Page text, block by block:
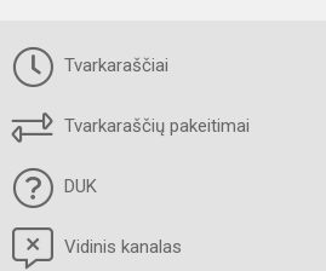
Tvarkaraščiai
Tvarkaraščių pakeitimai
DUK
Vidinis kanalas